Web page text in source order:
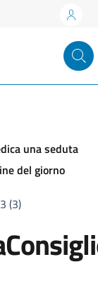
una seduta
del giorno
(3)